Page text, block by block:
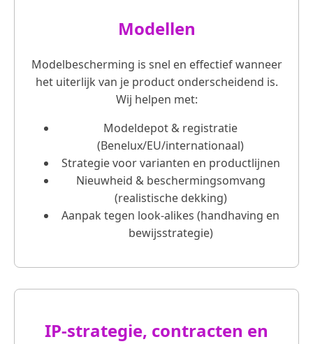
Modellen
Modelbescherming is snel en effectief wanneer
het uiterlijk van je product onderscheidend is.
Wij helpen met:
Modeldepot & registratie
(Benelux/EU/internationaal)
Strategie voor varianten en productlijnen
Nieuwheid & beschermingsomvang
(realistische dekking)
Aanpak tegen look‑alikes (handhaving en
bewijsstrategie)
IP‑strategie, contracten en